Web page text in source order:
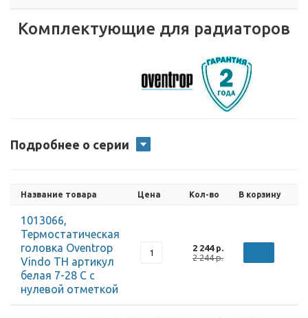
Комплектующие для радиаторов
Подробнее о серии
Название товара Цена Кол-во В корзину
1013066,
Термостатическая
головка Oventrop
Vindo TH артикул
белая 7-28 С с
нулевой отметкой
2 244 р.
2 244 р.